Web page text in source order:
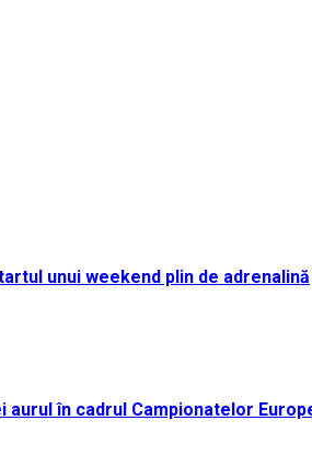
unui weekend plin de adrenalină
în cadrul Campionatelor